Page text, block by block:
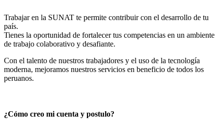
Trabajar en la SUNAT te permite contribuir con el desarrollo de tu
país.
Tienes la oportunidad de fortalecer tus competencias en un ambiente
de trabajo colaborativo y desafiante.
Con el talento de nuestros trabajadores y el uso de la tecnología
moderna, mejoramos nuestros servicios en beneficio de todos los
peruanos.
¿Cómo creo mi cuenta y postulo?